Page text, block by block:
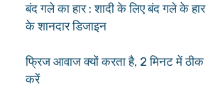
बंद गले का हार : शादी के लिए बंद गले के हार
के शानदार डिजाइन
फ्रिज आवाज क्यों करता है, 2 मिनट में ठीक
करें